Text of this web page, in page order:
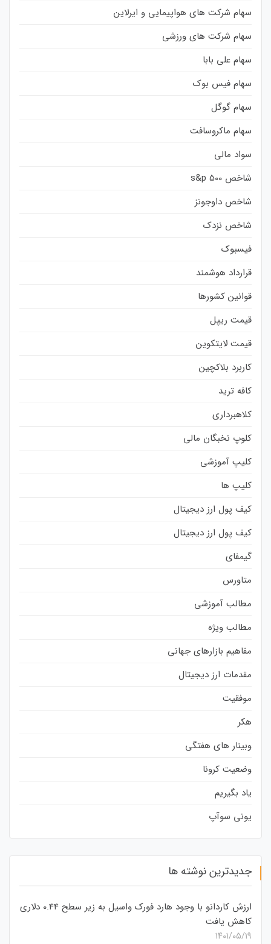
سهام شرکت های هواپیمایی و ایرلاین
سهام شرکت های ورزشی
سهام علی بابا
سهام فیس بوک
سهام گوگل
سهام ماکروسافت
سواد مالی
شاخص s&p 500
شاخص داوجونز
شاخص نزدک
فیسبوک
قرارداد هوشمند
قوانین کشورها
قیمت ریپل
قیمت لایتکوین
کاربرد بلاکچین
کافه ترید
کلاهبرداری
کلوپ نخبگان مالی
کلیپ آموزشی
کلیپ ها
کیف پول ارز دیجیتال
کیف پول ارز دیجیتال
گیمفای
متاورس
مطالب آموزشی
مطالب ویژه
مفاهیم بازارهای جهانی
مقدمات ارز دیجیتال
موفقیت
هکر
وبینار های هفتگی
وضعیت کرونا
یاد بگیریم
یونی سوآپ
جدیدترین نوشته ها
ارزش کاردانو با وجود هارد فورک واسیل به زیر سطح 0.44 دلاری
کاهش یافت
۱۴۰۱/۰۵/۱۹